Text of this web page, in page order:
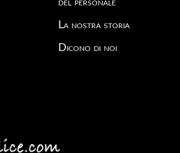
del personale
La nostra storia
Dicono di noi